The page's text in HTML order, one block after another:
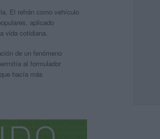
El refrán como vehículo
aplicado
vida cotidiana.
de un fenómeno
al formulador
hacía más